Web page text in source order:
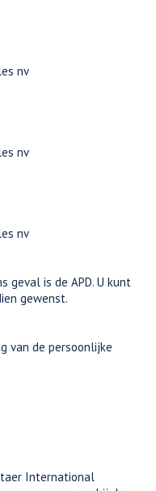
nv
nv
nv
geval is de APD. U kunt
gewenst.
van de persoonlijke
International